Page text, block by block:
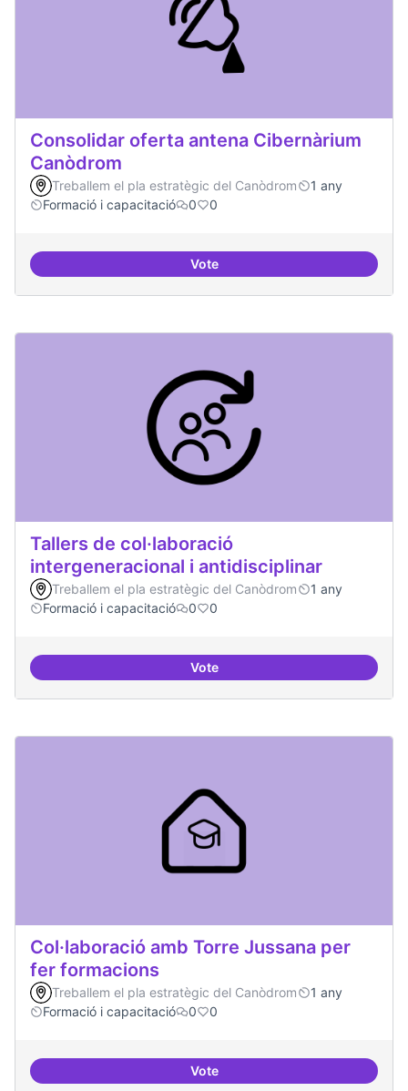
Consolidar oferta antena Cibernàrium
Canòdrom
Treballem el pla estratègic del Canòdrom
1 any
Formació i capacitació
0 0
VoteConsolidar oferta antena
Tallers de col·laboració
intergeneracional i antidisciplinar
Treballem el pla estratègic del Canòdrom
1 any
Formació i capacitació
0 0
VoteTallers de col·laboració
Col·laboració amb Torre Jussana per
fer formacions
Treballem el pla estratègic del Canòdrom
1 any
Formació i capacitació
0 0
VoteCol·laboració amb Torre